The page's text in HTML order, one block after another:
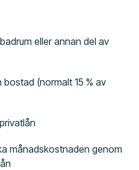
eller annan del av
bostad (normalt 15 % av
månadskostnaden genom